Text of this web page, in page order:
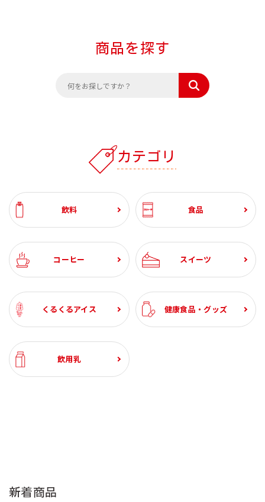
商品を探す
カテゴリ
飲料 食品
コーヒー スイーツ
くるくるアイス 健康食品・グッズ
飲用乳
新着商品